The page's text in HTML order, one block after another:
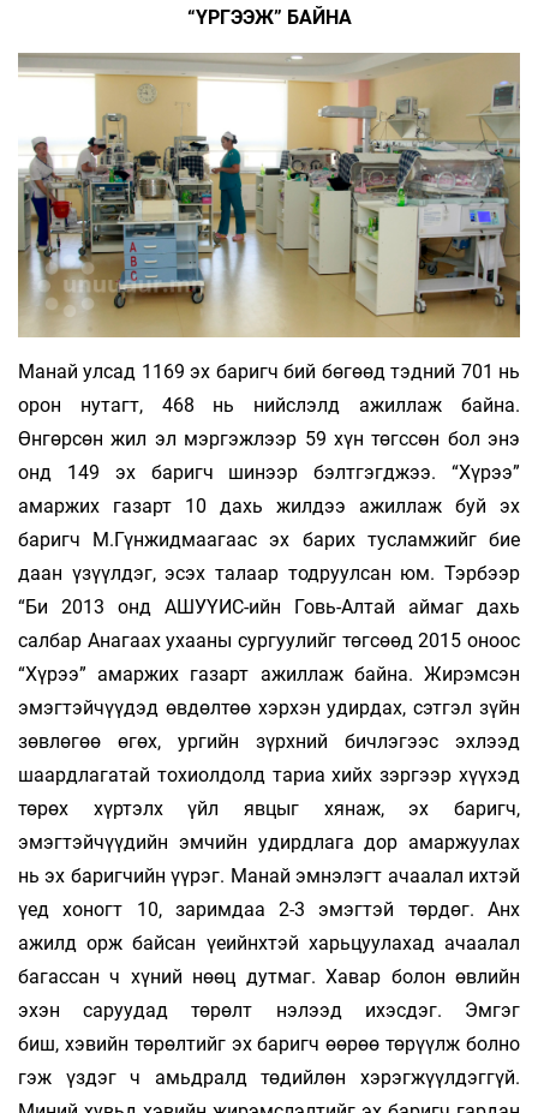
“ҮРГЭЭЖ” БАЙНА
Манай улсад 1169 эх баригч бий бөгөөд тэдний 701 нь
орон нутагт, 468 нь нийслэлд ажиллаж байна.
Өнгөрсөн жил эл мэргэжлээр 59 хүн төгссөн бол энэ
онд 149 эх баригч шинээр бэлтгэгджээ. “Хүрээ”
амаржих газарт 10 дахь жилдээ ажиллаж буй эх
баригч М.Гүнжидмаагаас эх барих тусламжийг бие
даан үзүүлдэг, эсэх талаар тодруулсан юм. Тэрбээр
“Би 2013 онд АШУҮИС-ийн Говь-Алтай аймаг дахь
салбар Анагаах ухааны сургуулийг төгсөөд 2015 оноос
“Хүрээ” амаржих газарт ажиллаж байна. Жирэмсэн
эмэгтэйчүүдэд өвдөлтөө хэрхэн удирдах, сэтгэл зүйн
зөвлөгөө өгөх, ургийн зүрхний бичлэгээс эхлээд
шаардлагатай тохиолдолд тариа хийх зэргээр хүүхэд
төрөх хүртэлх үйл явцыг хянаж, эх баригч,
эмэгтэйчүүдийн эмчийн удирдлага дор амар­жуулах
нь эх баригчийн үүрэг. Манай эмнэлэгт ачаалал ихтэй
үед хоногт 10, заримдаа 2-3 эмэгтэй төрдөг. Анх
ажилд орж байсан үеийнхтэй харьцуулахад ачаалал
багассан ч хүний нөөц дутмаг. Хавар болон өвлийн
эхэн саруудад төрөлт нэлээд ихэсдэг. Эмгэг
биш, хэвийн төрөлтийг эх баригч өөрөө төрүүлж болно
гэж үздэг ч амьдралд төдийлөн хэрэгжүүлдэггүй.